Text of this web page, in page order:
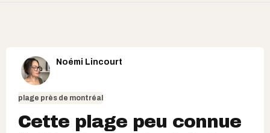
Noémi Lincourt
plage près de montréal
Cette plage peu connue